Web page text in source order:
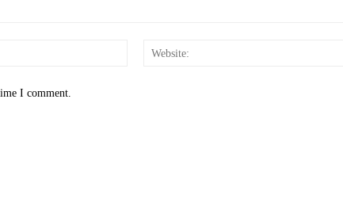
Email:*
I comment.